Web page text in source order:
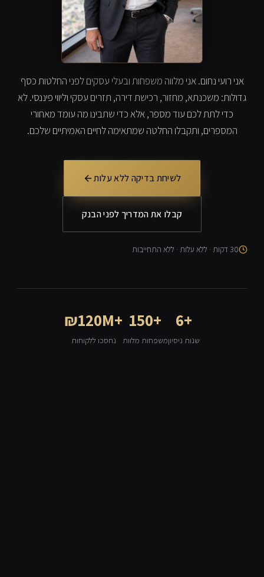
אני רועי נחום. אני מלווה משפחות ובעלי עסקים לפני החלטות כסף
גדולות: משכנתא, מחזור, רכישת דירה, תזרים עסקי וליווי פיננסי. לא
כדי לתת לכם עוד מספר, אלא כדי שתבינו מה עומד מאחורי
המספרים, ותקבלו החלטה שמתאימה לחיים האמיתיים שלכם.
לשיחת בדיקה ללא עלות
קבלו את המדריך לפני הבנק
30 דקות · ללא עלות · ללא התחייבות
6+
שנות ניסיון
150+
משפחות מלוּות
₪120M+
נחסכו ללקוחות